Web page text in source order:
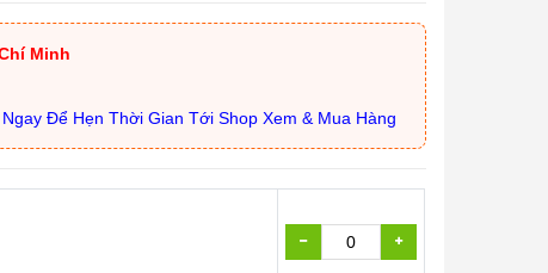
Minh
Để Hẹn Thời Gian Tới Shop Xem & Mua Hàng